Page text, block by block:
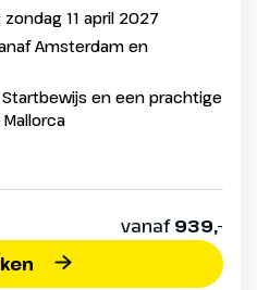
11 april 2027
Amsterdam en
Startbewijs en een prachtige
vanaf939,-